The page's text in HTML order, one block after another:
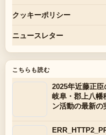
クッキーポリシー
ニュースレター
こちらも読む
2025年近藤正
岐阜・郡上八幡
ン活動の最新の